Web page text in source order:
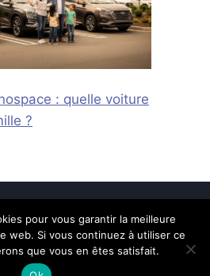
: quelle voiture
?
- Mentions légales-
nous
pour vous garantir la meilleure
web. Si vous continuez à utiliser ce
que vous en êtes satisfait.